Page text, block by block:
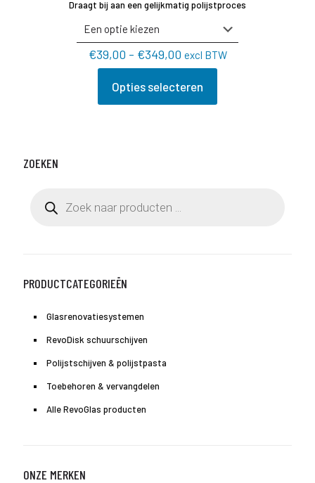
Draagt bij aan een gelijkmatig polijstproces
€39,00 - €349,00Prijsklasse:
€39,00
€349,00
excl BTW
Opties selecteren
product
worden
ZOEKEN
zoeken
PRODUCTCATEGORIEËN
Glasrenovatiesystemen
RevoDisk schuurschijven
Polijstschijven & polijstpasta
Toebehoren & vervangdelen
Alle RevoGlas producten
ONZE MERKEN